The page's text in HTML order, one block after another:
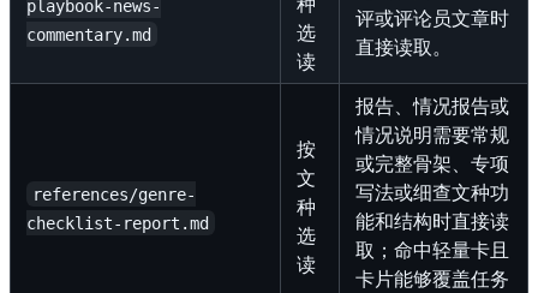
playbook-news-
commentary.md
选
读
评或评论员文章时
直接读取。
references/genre-
checklist-report.md
按
文
种
选
读
报告、情况报告或
情况说明需要常规
或完整骨架、专项
写法或细查文种功
能和结构时直接读
取；命中轻量卡且
卡片能够覆盖任务